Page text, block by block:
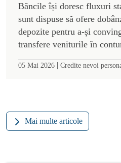
Băncile își doresc fluxuri
sunt dispuse să ofere
depozite pentru a-și
transfere veniturile în
05 Mai 2026 | Credite nevoi
Mai multe articole